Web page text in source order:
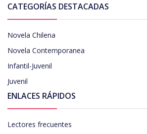
CATEGORÍAS DESTACADAS
Novela Chilena
Novela Contemporanea
Infantil-Juvenil
Juvenil
ENLACES RÁPIDOS
Lectores frecuentes